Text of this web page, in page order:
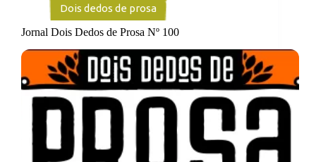
Dois dedos de prosa
Jornal Dois Dedos de Prosa Nº 100